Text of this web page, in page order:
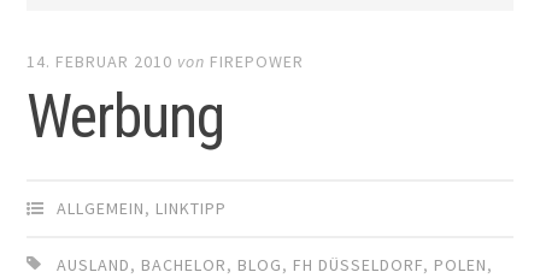
14. FEBRUAR 2010 von FIREPOWER
Werbung
ALLGEMEIN, LINKTIPP
AUSLAND, BACHELOR, BLOG, FH DÜSSELDORF, POLEN,